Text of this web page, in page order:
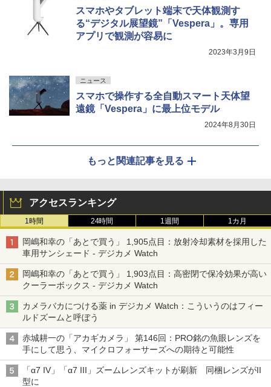
スマホやタブレット端末で天体観測す
る“デジタル展望鏡”「Vespera」。専用
アプリで観測が容易に
2023年3月9日
ニュース
スマホで操作する全自動スマート天体望
遠鏡「Vespera」に最上位モデル
2024年8月30日
もっと関連記事を見る
アクセスランキング
1時間 24時間 1週間 1カ月
岡嶋和幸の「あとで買う」 1,905点目：放射冷却素材を採用した
車用サンシェード - デジカメ Watch
岡嶋和幸の「あとで買う」 1,903点目：高密閉で保冷効果が高い
クーラーボックス - デジカメ Watch
カメラバカにつける薬 in デジカメ Watch：こういうのはフィー
ルドズームと呼ぼう
赤城耕一の「アカギカメラ」 第146回：PRO銘の魚眼レンズを
手にして思う、マイクロフォーサーズへの期待と可能性
「α7 IV」「α7 III」ズームレンズキットが刷新 同梱レンズがII
型に